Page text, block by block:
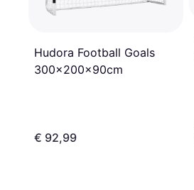
Hudora Football Goals
300x200x90cm
€ 92,99